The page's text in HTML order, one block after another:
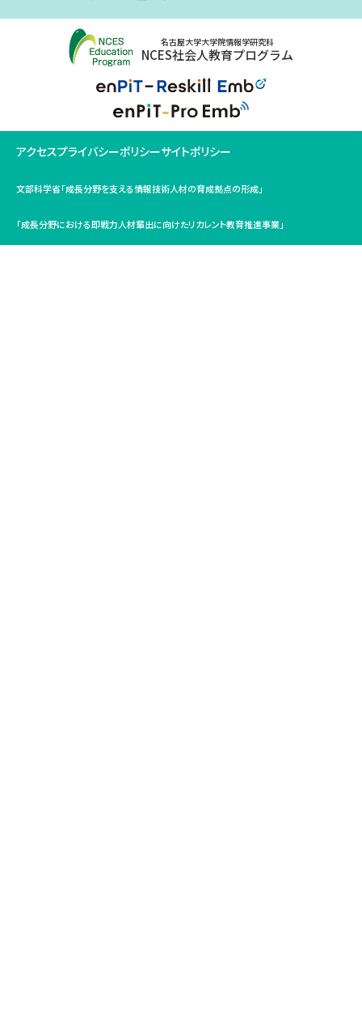
名古屋大学大学院情報学研究科
NCES社会人教育プログラム
アクセスプライバシーポリシーサイトポリシー
文部科学省「成長分野を支える情報技術人材の育成拠点の形成」
「成長分野における即戦力人材輩出に向けたリカレント教育推進事業」